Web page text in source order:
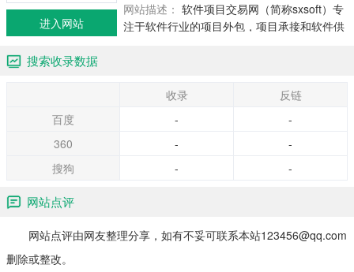
网站描述： 软件项目交易网（简称sxsoft）专
注于软件行业的项目外包，项目承接和软件供
进入网站
搜索收录数据
收录
反链
百度
-
-
360
-
-
搜狗
- -
网站点评
网站点评由网友整理分享，如有不妥可联系本站123456@qq.com
删除或整改。